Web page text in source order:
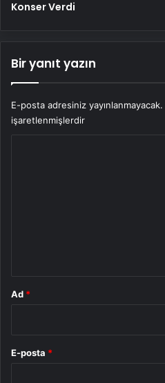
Konser Verdi
Bir yanıt yazın
E-posta adresiniz yayınlanmayacak.
işaretlenmişlerdir
Ad *
E-posta *